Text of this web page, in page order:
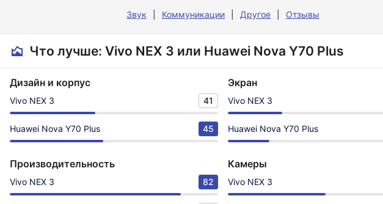
Звук
Коммуникации Другое Отзывы
Что лучше: Vivo NEX 3 или Huawei Nova Y70 Plus
Дизайн и корпус
Vivo NEX 3 41
Huawei Nova Y70 Plus 45
Экран
Vivo NEX 3
Huawei Nova Y70 Plus
Производительность
Vivo NEX 3 82
Камеры
Vivo NEX 3